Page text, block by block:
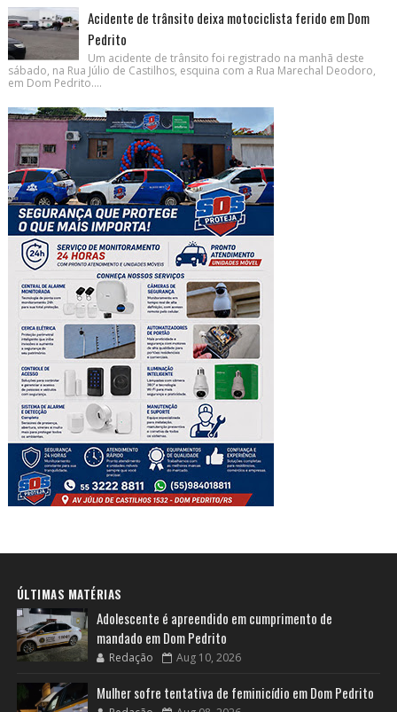
Acidente de trânsito deixa motociclista ferido em Dom
Pedrito
Um acidente de trânsito foi registrado na manhã deste
sábado, na Rua Júlio de Castilhos, esquina com a Rua Marechal Deodoro,
em Dom Pedrito....
ÚLTIMAS MATÉRIAS
Adolescente é apreendido em cumprimento de
mandado em Dom Pedrito
Redação Aug 10, 2026
Mulher sofre tentativa de feminicídio em Dom Pedrito